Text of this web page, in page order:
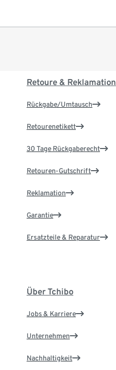
Retoure & Reklamation
Rückgabe/Umtausch
Retourenetikett
30 Tage Rückgaberecht
Retouren-Gutschrift
Reklamation
Garantie
Ersatzteile & Reparatur
Über Tchibo
Jobs & Karriere
Unternehmen
Nachhaltigkeit